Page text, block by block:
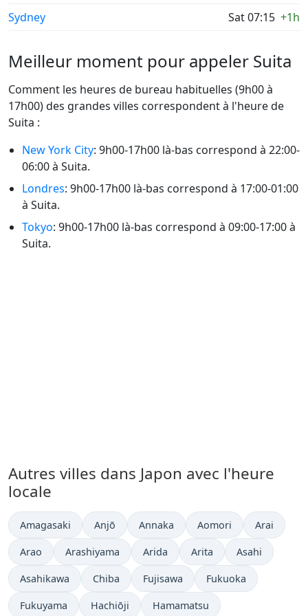
Sydney Sat 07:15 +1h
Meilleur moment pour appeler Suita
Comment les heures de bureau habituelles (9h00 à
17h00) des grandes villes correspondent à l'heure de
Suita :
New York City: 9h00-17h00 là-bas correspond à 22:00-
06:00 à Suita.
Londres: 9h00-17h00 là-bas correspond à 17:00-01:00
à Suita.
Tokyo: 9h00-17h00 là-bas correspond à 09:00-17:00 à
Suita.
Autres villes dans Japon avec l'heure
locale
Heure actuelle à
Amagasaki Heure actuelle à
Anjō Heure actuelle à
Annaka Heure actuelle à
Aomori Heure
Arai
Heure actuelle à
Arao Heure actuelle à
Arashiyama Heure actuelle à
Arida Heure actuelle à
Arita Heure actuelle
Asahi
Heure actuelle à
Asahikawa Heure actuelle à
Chiba Heure actuelle à
Fujisawa Heure actuelle à
Fukuoka
Heure actuelle à
Fukuyama Heure actuelle à
Hachiōji Heure actuelle à
Hamamatsu